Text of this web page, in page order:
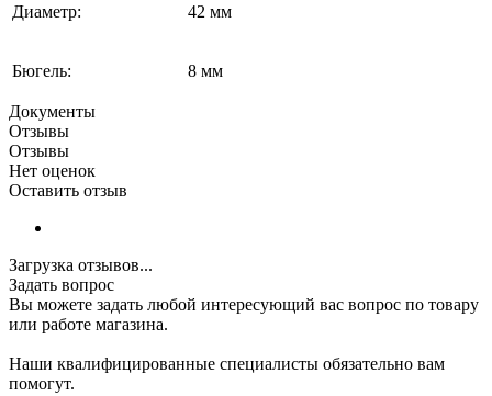
Диаметр: 42 мм
Бюгель: 8 мм
Документы
Отзывы
Отзывы
Нет оценок
Оставить отзыв
Загрузка отзывов...
Задать вопрос
Вы можете задать любой интересующий вас вопрос по товару
или работе магазина.
Наши квалифицированные специалисты обязательно вам
помогут.